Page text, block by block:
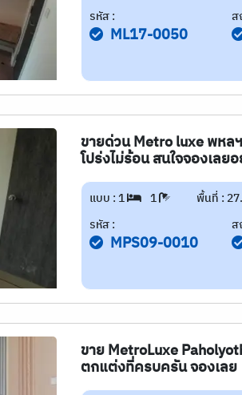
รหัส :
ML17-0050
ส
ขายด่วน Metro luxe พหล
โปร่งไม่ร้อน สนใจจองเลย
แบบ : 1 1 พื้นที่ :
รหัส :
MPS09-0010
ส
ขาย MetroLuxe
ตกแต่งที่ครบครัน จองเลย